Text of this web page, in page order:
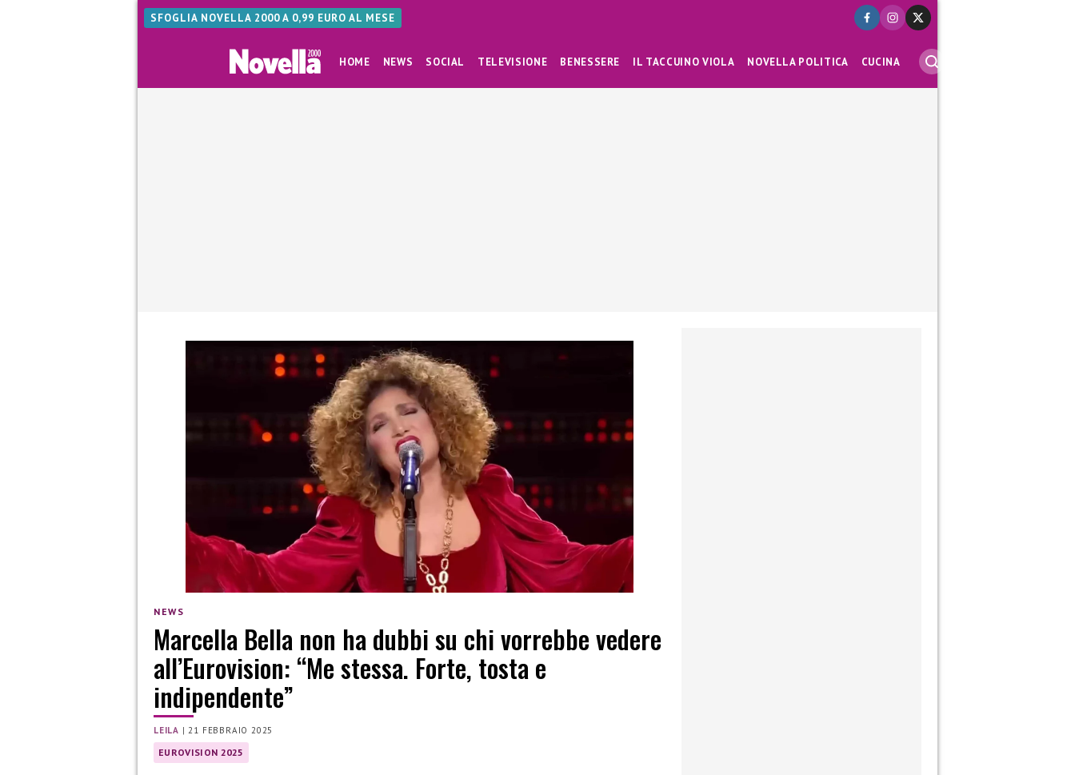
SFOGLIA NOVELLA 2000 A 0,99 EURO AL MESE
HOME NEWS SOCIAL TELEVISIONE BENESSERE IL TACCUINO VIOLA NOVELLA POLITICA CUCINA
NEWS
Marcella Bella non ha dubbi su chi vorrebbe vedere
all’Eurovision: “Me stessa. Forte, tosta e
indipendente”
LEILA |21 FEBBRAIO 2025
EUROVISION 2025